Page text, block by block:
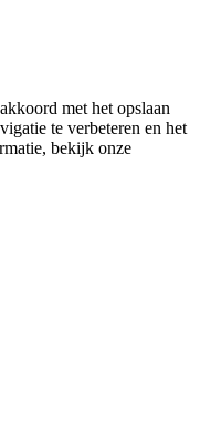
met het opslaan
te verbeteren en het
bekijk onze